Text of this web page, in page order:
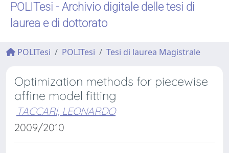
POLITesi - Archivio digitale delle tesi di
laurea e di dottorato
POLITesi POLITesi Tesi di laurea Magistrale
Optimization methods for piecewise
affine model fitting
TACCARI, LEONARDO
2009/2010